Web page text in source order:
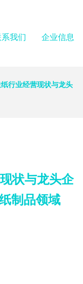
我们 企业信息
行业经营现状与龙头
状与龙头企
制品领域